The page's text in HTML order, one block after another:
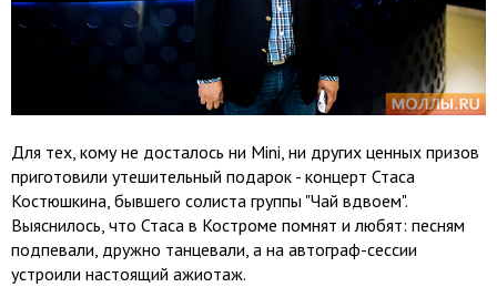
Для тех, кому не досталось ни Mini, ни других ценных призов
приготовили утешительный подарок - концерт Стаса
Костюшкина, бывшего солиста группы "Чай вдвоем".
Выяснилось, что Стаса в Костроме помнят и любят: песням
подпевали, дружно танцевали, а на автограф-сессии
устроили настоящий ажиотаж.